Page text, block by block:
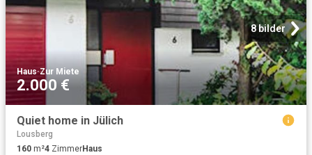
8 bilder
Haus·Zur Miete
2.000 €
Quiet home in Jülich
Lousberg
160 m²4 ZimmerHaus